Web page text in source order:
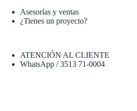
Asesorías y ventas
¿Tienes un proyecto?
ATENCIÓN AL CLIENTE
WhatsApp / 3513 71-0004